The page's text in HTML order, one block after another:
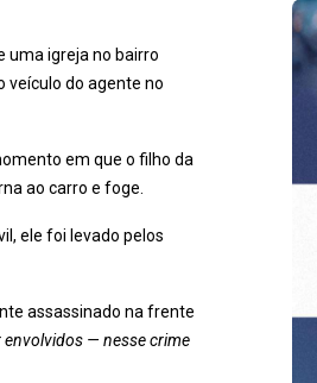
uma igreja no bairro
veículo do agente no
em que o filho da
ao carro e foge.
ele foi levado pelos
assassinado na frente
envolvidos — nesse crime